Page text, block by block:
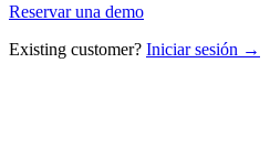
Reservar una demo
Existing customer? Iniciar sesión →